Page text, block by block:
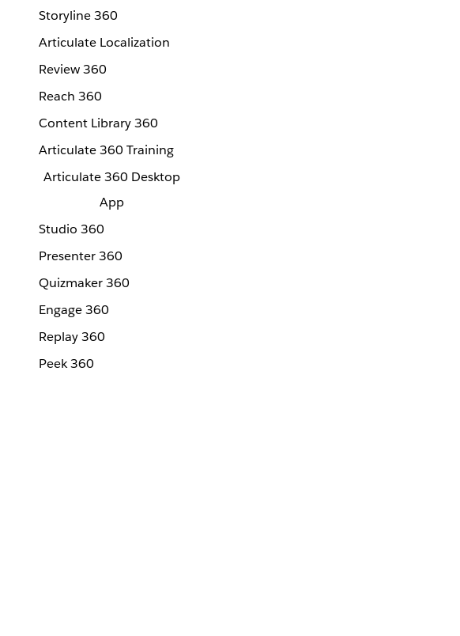
Storyline 360
Articulate Localization
Review 360
Reach 360
Content Library 360
Articulate 360 Training
Articulate 360 Desktop
App
Studio 360
Presenter 360
Quizmaker 360
Engage 360
Replay 360
Peek 360